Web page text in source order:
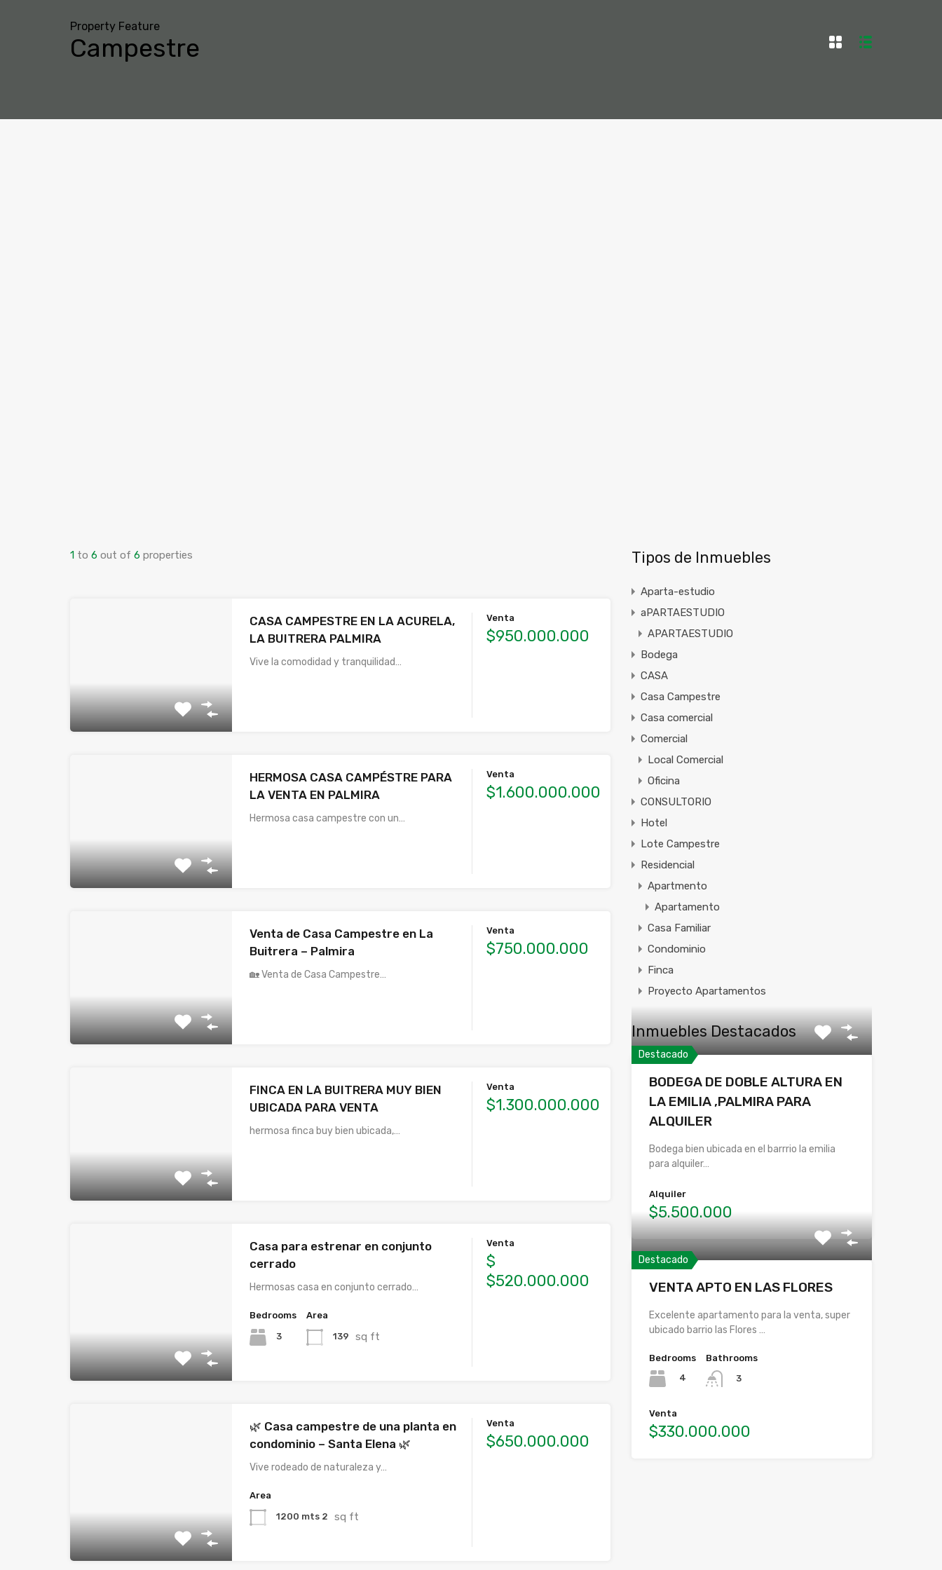
Property Feature
Campestre
1 to 6 out of 6 properties
CASA CAMPESTRE EN LA ACURELA,
LA BUITRERA PALMIRA
Vive la comodidad y tranquilidad…
Venta
$950.000.000
HERMOSA CASA CAMPÉSTRE PARA
LA VENTA EN PALMIRA
Hermosa casa campestre con un…
Venta
$1.600.000.000
Venta de Casa Campestre en La
Buitrera – Palmira
🏡 Venta de Casa Campestre…
Venta
$750.000.000
FINCA EN LA BUITRERA MUY BIEN
UBICADA PARA VENTA
hermosa finca buy bien ubicada,…
Venta
$1.300.000.000
Casa para estrenar en conjunto
cerrado
Hermosas casa en conjunto cerrado…
Bedrooms
3
Area
139 sq ft
Venta
$
$520.000.000
🌿 Casa campestre de una planta en
condominio – Santa Elena 🌿
Vive rodeado de naturaleza y…
Area
1200 mts 2 sq ft
Venta
$650.000.000
Tipos de Inmuebles
Aparta-estudio
aPARTAESTUDIO
APARTAESTUDIO
Bodega
CASA
Casa Campestre
Casa comercial
Comercial
Local Comercial
Oficina
CONSULTORIO
Hotel
Lote Campestre
Residencial
Apartmento
Apartamento
Casa Familiar
Condominio
Finca
Proyecto Apartamentos
Inmuebles Destacados
Destacado
BODEGA DE DOBLE ALTURA EN
LA EMILIA ,PALMIRA PARA
ALQUILER
Bodega bien ubicada en el barrrio la emilia
para alquiler…
Alquiler
$5.500.000
Destacado
VENTA APTO EN LAS FLORES
Excelente apartamento para la venta, super
ubicado barrio las Flores …
Bedrooms
4
Bathrooms
3
Venta
$330.000.000